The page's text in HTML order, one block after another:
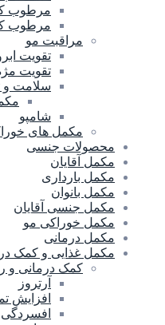
مرطوب
مرطوب
مراقبت مو
تقویت
تقویت
سلامت و
شامپو
مکمل های
محصولات جنسی
مکمل آقایان
مکمل بارداری
مکمل بانوان
مکمل جنسی آقایان
مکمل خوراکی مو
مکمل درمانی
مکمل غذایی و کمک
کمک درمانی و
آرتروز
افزایش
افسردگی